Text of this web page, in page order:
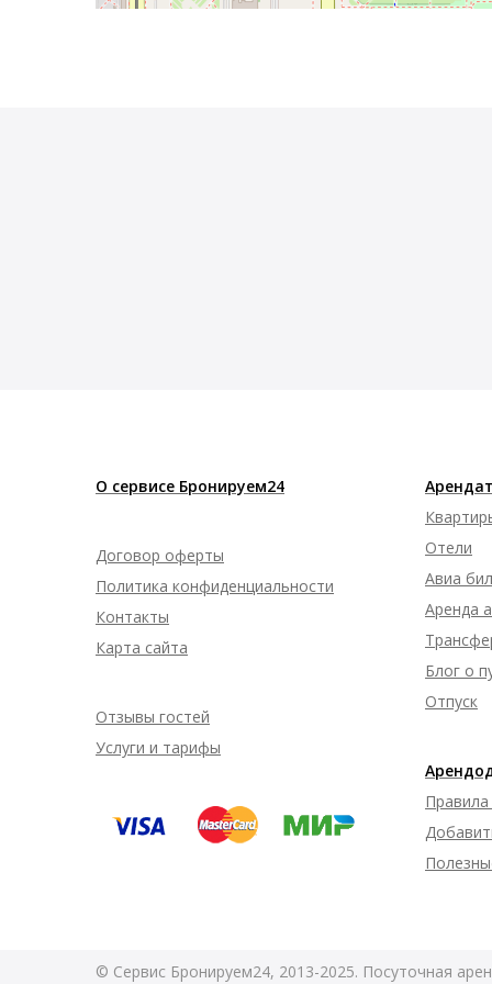
О сервисе Бронируем24
Договор оферты
Политика конфиденциальности
Контакты
Карта сайта
Отзывы гостей
Услуги и тарифы
Отели
Авиа
Аренда
Блог о
Отпуск
© Сервис Бронируем24, 2013-2025. Посуточная